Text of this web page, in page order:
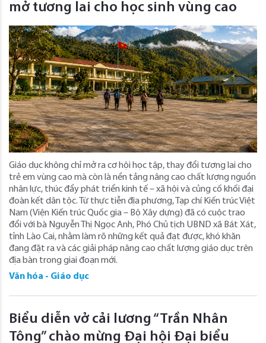
mở tương lai cho học sinh vùng cao
Giáo dục không chỉ mở ra cơ hội học tập, thay đổi tương lai cho
trẻ em vùng cao mà còn là nền tảng nâng cao chất lượng nguồn
nhân lực, thúc đẩy phát triển kinh tế – xã hội và củng cố khối đại
đoàn kết dân tộc. Từ thực tiễn địa phương, Tạp chí Kiến trúc Việt
Nam (Viện Kiến trúc Quốc gia – Bộ Xây dựng) đã có cuộc trao
đổi với bà Nguyễn Thị Ngọc Anh, Phó Chủ tịch UBND xã Bát Xát,
tỉnh Lào Cai, nhằm làm rõ những kết quả đạt được, khó khăn
đang đặt ra và các giải pháp nâng cao chất lượng giáo dục trên
địa bàn trong giai đoạn mới.
Văn hóa - Giáo dục
Biểu diễn vở cải lương “Trần Nhân
Tông” chào mừng Đại hội Đại biểu